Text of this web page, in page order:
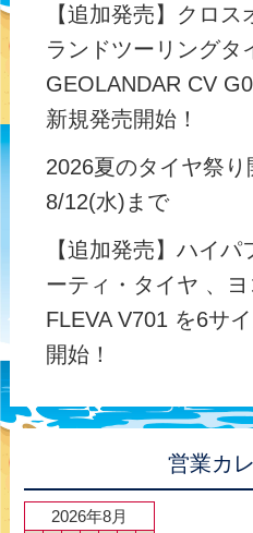
【追加発売】クロ
ランドツーリングタ
GEOLANDAR CV
新規発売開始！
2026夏のタイヤ祭
8/12(水)まで
【追加発売】ハイ
ーティ・タイヤ 、
FLEVA V701 を6サ
開始！
営業カ
2026年8月